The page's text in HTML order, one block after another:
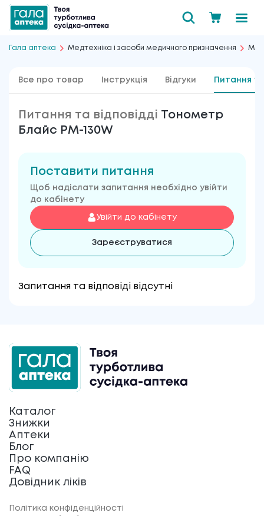
Гала аптека Медтехніка і засоби медичного призначення
Все про товар Інструкція Відгуки Питання та
Питання та відповідді Тонометр
Блайс PM-130W
Поставити питання
Щоб надіслати запитання необхідно увійти
до кабінету
Увійти до кабінету
Зареєструватися
Запитання та відповіді відсутні
Каталог
Знижки
Аптеки
Блог
Про компанію
FAQ
Довідник ліків
Політика конфіденційності